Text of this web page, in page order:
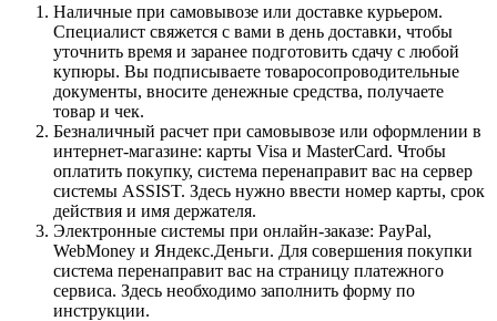
Наличные при самовывозе или доставке курьером.
Специалист свяжется с вами в день доставки, чтобы
уточнить время и заранее подготовить сдачу с любой
купюры. Вы подписываете товаросопроводительные
документы, вносите денежные средства, получаете
товар и чек.
Безналичный расчет при самовывозе или оформлении в
интернет-магазине: карты Visa и MasterCard. Чтобы
оплатить покупку, система перенаправит вас на сервер
системы ASSIST. Здесь нужно ввести номер карты, срок
действия и имя держателя.
Электронные системы при онлайн-заказе: PayPal,
WebMoney и Яндекс.Деньги. Для совершения покупки
система перенаправит вас на страницу платежного
сервиса. Здесь необходимо заполнить форму по
инструкции.